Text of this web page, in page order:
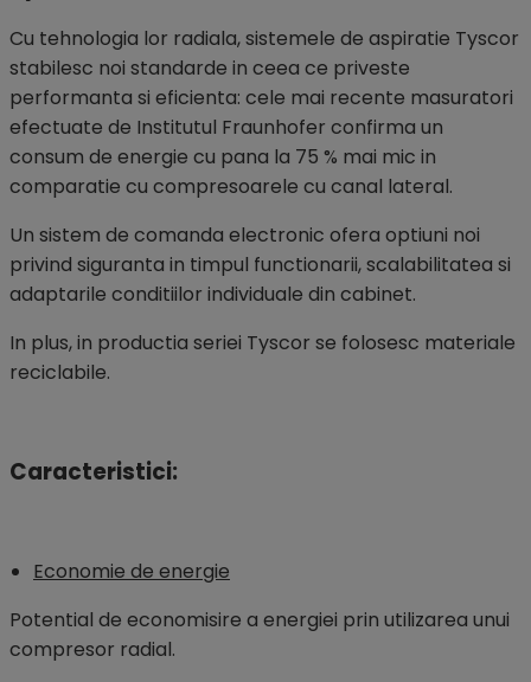
Cu tehnologia lor radiala, sistemele de aspiratie Tyscor
stabilesc noi standarde in ceea ce priveste
performanta si eficienta: cele mai recente masuratori
efectuate de Institutul Fraunhofer confirma un
consum de energie cu pana la 75 % mai mic in
comparatie cu compresoarele cu canal lateral.
Un sistem de comanda electronic ofera optiuni noi
privind siguranta in timpul functionarii, scalabilitatea si
adaptarile conditiilor individuale din cabinet.
In plus, in productia seriei Tyscor se folosesc materiale
reciclabile.
Caracteristici:
Economie de energie
Potential de economisire a energiei prin utilizarea unui
compresor radial.